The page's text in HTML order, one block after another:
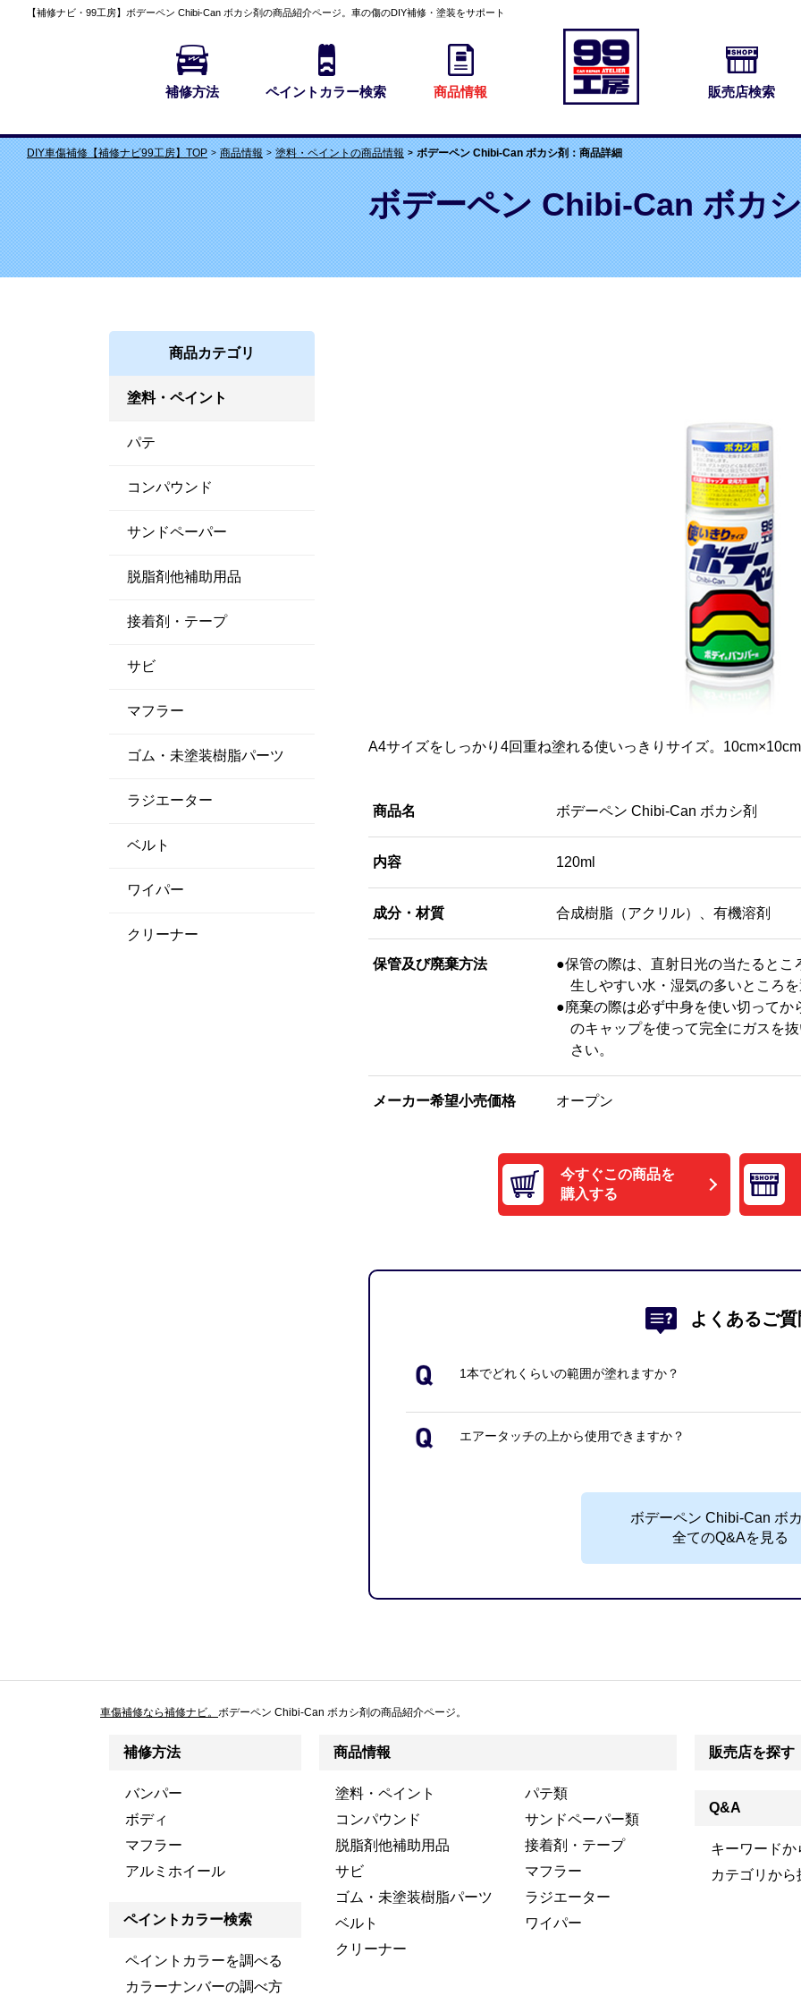
【補修ナビ・99工房】 ボデーペン Chibi-Can ボカシ剤の商品紹介ページ。車の傷のDIY補修・塗装をサポート
補修方法 ペイントカラー検索 商品情報 販売店検索
DIY車傷補修【補修ナビ99工房】TOP 商品情報 塗料・ペイントの商品情報 ボデーペン Chibi-Can ボカシ剤：商品詳細
ボデーペン Chibi-Can ボカ
商品カテゴリ
塗料・ペイント
パテ
コンパウンド
サンドペーパー
脱脂剤他補助用品
接着剤・テープ
サビ
マフラー
ゴム・未塗装樹脂パーツ
ラジエーター
ベルト
ワイパー
クリーナー
A4サイズをしっかり4回重ね塗れる使いっきりサイズ。
商品名 ボデーペン Chibi-Can ボカシ剤
内容 120ml
成分・材質 合成樹脂（アクリル）、有機溶剤
保管及び廃棄方法
●保管の際は、直射日光の当たると
生しやすい水・湿気の多いところ
●廃棄の際は必ず中身を使い切って
のキャップを使って完全にガスを
さい。
メーカー希望小売価格 オープン
今すぐこの商品を
購入する
よくあるご質
1本でどれくらいの範囲が塗れますか？
エアータッチの上から使用できますか？
ボデーペン Chibi-Can ボ
全てのQ&Aを見る
車傷補修なら補修ナビ。 ボデーペン Chibi-Can ボカシ剤の商品紹介ページ。
補修方法
バンパー
ボディ
マフラー
アルミホイール
ペイントカラー検索
ペイントカラーを調べる
カラーナンバーの調べ方
商品情報
塗料・ペイント
パテ類
コンパウンド
サンドペーパー類
脱脂剤他補助用品
接着剤・テープ
サビ
マフラー
ゴム・未塗装樹脂パーツ
ラジエーター
ベルト
ワイパー
クリーナー
販売店を探す
Q&A
キーワードか
カテゴリから